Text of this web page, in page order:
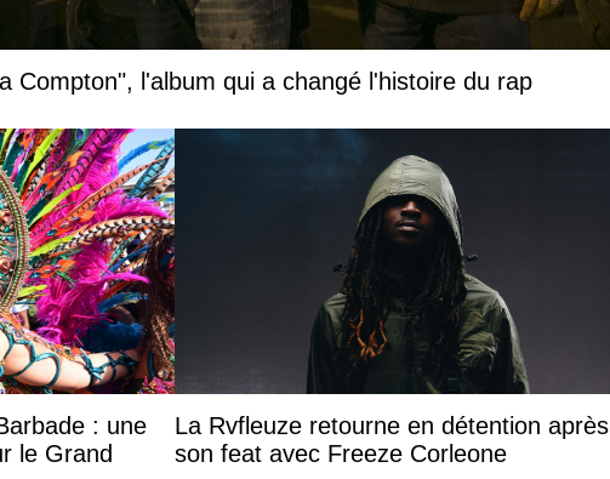
Compton", l'album qui a changé l'histoire du rap
: une
le Grand
La Rvfleuze retourne en détention après
son feat avec Freeze Corleone